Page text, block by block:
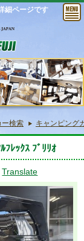
細ページです
ー検索 キャンピング
ﾚｯｸｽ ﾌﾞﾘﾘｵ
Translate